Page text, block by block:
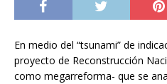
En medio del “tsunami” de
proyecto de Reconstrucción
como megarreforma- que se